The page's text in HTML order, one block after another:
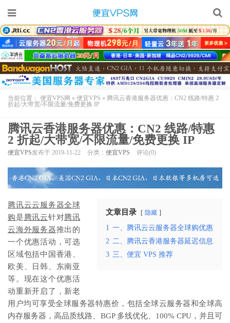
当前位置： 便宜VPS网 » 便宜VPS » 腾讯云香港服务器优惠：CN2 线路/特惠 2
折起/大带宽/不限流量/免费更换 IP
腾讯云香港服务器优惠：CN2 线路/特惠
2 折起/大带宽/不限流量/免费更换 IP
便宜VPS发布于 2019-11-22 分类： 便宜VPS 评论(0)
文章目录 隐藏
1 一、腾讯云云服务器全球购优惠
2 二、腾讯云香港服务器延迟信息
3 三、便宜 VPS 推荐
腾讯云云服务器全球
购是 腾讯云针对腾讯
云海外服务器推出的
一个优惠活动，可选
区域包括中国香港、
欧美、日韩、东南亚
等。现在这个优惠活
动重新开启了，新老
用户均可享受全球服务器特惠价，包括全球云服务器和全球高
内存服务器，高品质线路、BGP 多线优化、100% CPU，并且可